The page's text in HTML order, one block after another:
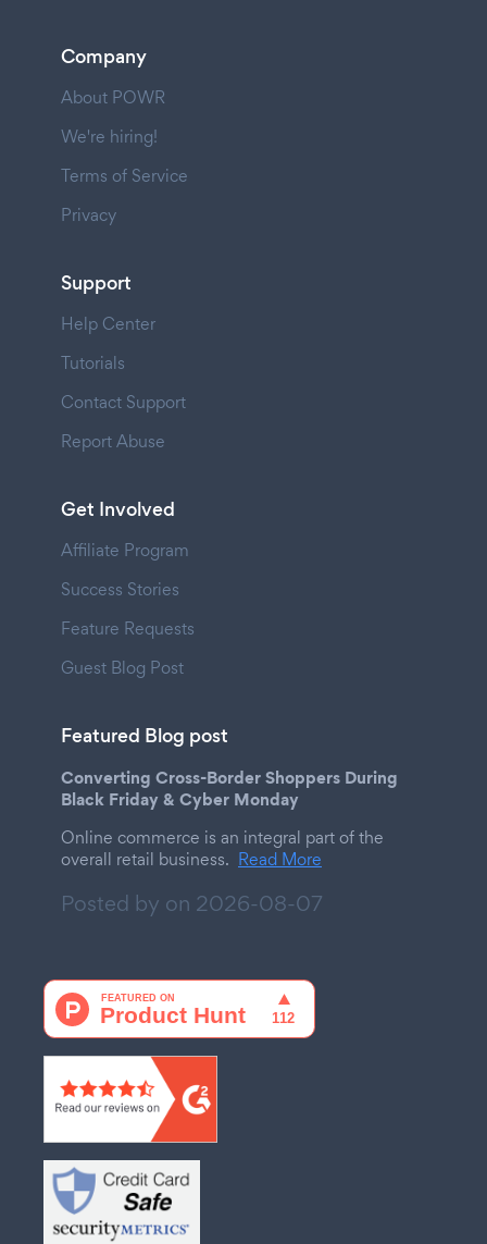
Company
About POWR
We're hiring!
Terms of Service
Privacy
Support
Help Center
Tutorials
Contact Support
Report Abuse
Get Involved
Affiliate Program
Success Stories
Feature Requests
Guest Blog Post
Featured Blog post
Converting Cross-Border Shoppers During
Black Friday & Cyber Monday
Online commerce is an integral part of the
overall retail business. Read More
Posted by on 2026-08-07